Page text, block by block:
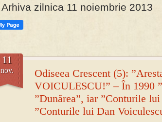
Arhiva zilnica 11 noiembrie 2013
Odiseea Crescent (5):
VOICULESCU!” – În 1990
”Dunărea”, iar ”Conturile
”Conturile lui Dan
11
nov.